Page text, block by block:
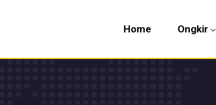
Home Ongkir